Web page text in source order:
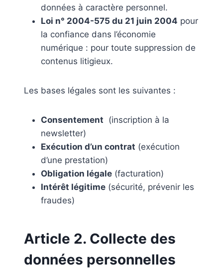
données à caractère personnel.
Loi n° 2004-575 du 21 juin 2004 pour
la confiance dans l’économie
numérique : pour toute suppression de
contenus litigieux.
Les bases légales sont les suivantes :
Consentement (inscription à la
newsletter)
Exécution d’un contrat (exécution
d’une prestation)
Obligation légale (facturation)
Intérêt légitime (sécurité, prévenir les
fraudes)
Article 2. Collecte des
données personnelles